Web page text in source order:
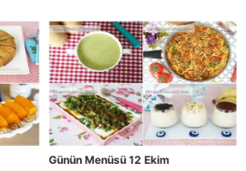
Günün Menüsü 12 Ekim